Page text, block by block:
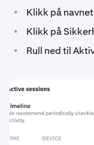
• Klikk på
• Klikk på
• Rull ned til